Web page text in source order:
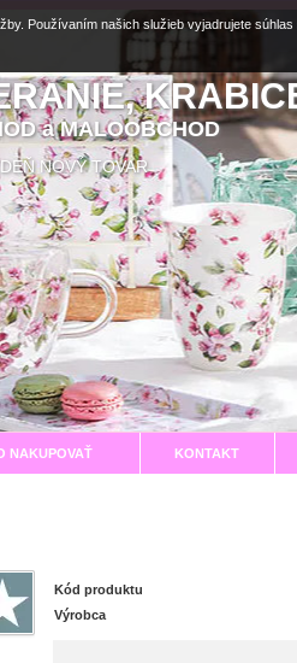
a MALOOBCHOD
NOVÝ TOVAR
NAKUPOVAŤ KONTAKT
Kód produktu
Výrobca
Používaním našich služieb vyjadrujete